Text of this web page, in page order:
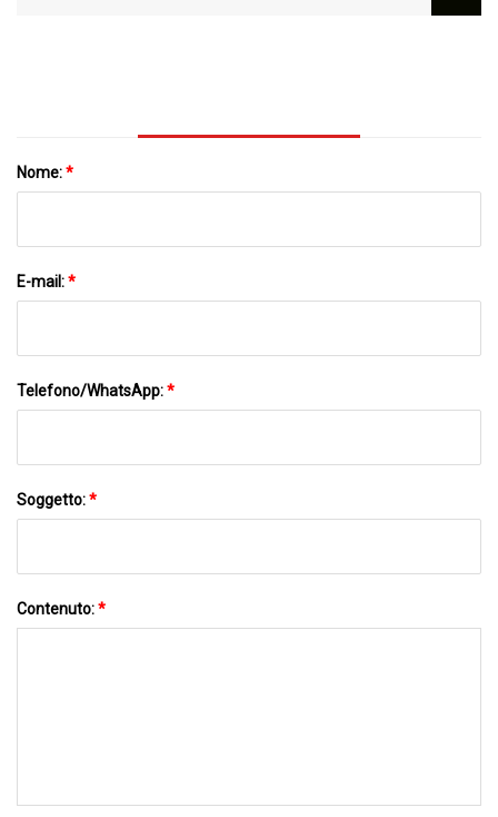
Nome:*
E-mail:*
Telefono/WhatsApp:*
Soggetto:*
Contenuto:*